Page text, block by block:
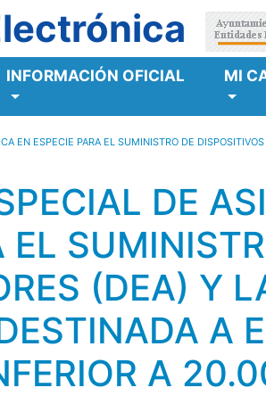
INFORMACIÓN OFICIAL MI
EN ESPECIE PARA EL SUMINISTRO DE
DE
EL
(DEA) Y
A
A